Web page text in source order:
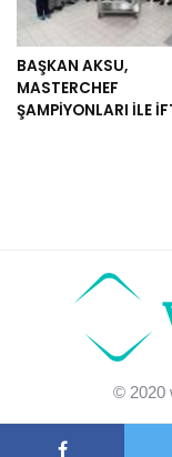
BAŞKAN AKSU,
MASTERCHEF
ŞAMPİYONLARI İLE
© 2020
tema açıklama alanı.